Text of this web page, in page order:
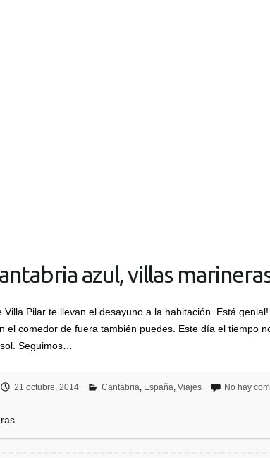
azul, villas
Villa Pilar te llevan el desayuno a la habitación. Está
el comedor de fuera también puedes. Este día el tiempo
Seguimos…
21 octubre, 2014 Cantabria España Viajes No hay